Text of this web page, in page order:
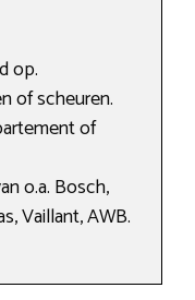
op.
of scheuren.
of
o.a. Bosch,
Vaillant, AWB.